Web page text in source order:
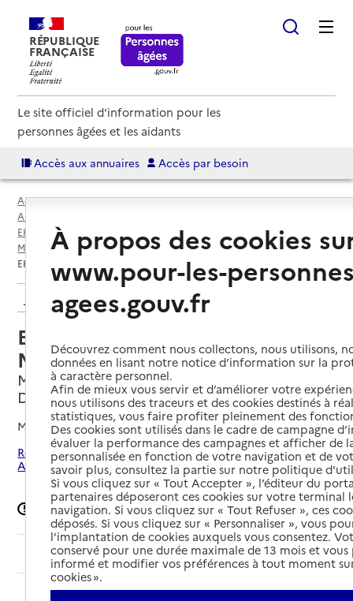
RÉPUBLIQUE
FRANÇAISE
Le site officiel d'information pour les
personnes âgées et les aidants
Accès aux annuaires Accès par besoin
Accueil
Espace annuaire
Annuaire EHPAD et maisons de retraite
EHPAD par département
Bouches-du-Rhône (13)
Marseille 14e Arrondissement
EHPAD RESIDENCE SAINTE MARTHE
Retour aux résultats de l'annuaire
EHPAD RESIDENCE SAINTE
MARTHE
Marseille 14e Arrondissement, BOUCHES-
DU-RHONE
Mis à jour le29/07/2026
Rechercher les établissements autour de Marseille 14e
Arrondissement
Signaler une erreur
Sommaire
À propos des cookies
www.pour-les-
agees.gouv.fr
Découvrez comment nous collectons, nous utilisons,
données en lisant notre notice d’information sur la
à caractère personnel.
Afin de mieux vous servir et d’améliorer votre
nous utilisons des traceurs et des cookies destinés à
statistiques, vous faire profiter pleinement des
Des cookies sont utilisés dans le cadre de campagne
évaluer la performance des campagnes et afficher de
personnalisée en fonction de votre navigation et de
savoir plus, consultez la partie sur notre politique
Si vous cliquez sur « Tout Accepter », l’éditeur du
partenaires déposeront ces cookies sur votre terminal
navigation. Si vous cliquez sur « Tout Refuser », ces
déposés. Si vous cliquez sur « Personnaliser », vous
l’implantation de cookies auxquels vous consentez.
conservé pour une durée maximale de 13 mois et
informé et modifier vos préférences à tout moment
cookies ».